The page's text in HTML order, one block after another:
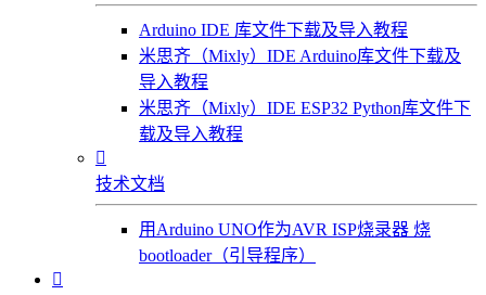
Arduino IDE 库文件下载及导入教程
米思齐（Mixly）IDE Arduino库文件下载及
导入教程
米思齐（Mixly）IDE ESP32 Python库文件下
载及导入教程

技术文档
用Arduino UNO作为AVR ISP烧录器 烧
bootloader（引导程序）
